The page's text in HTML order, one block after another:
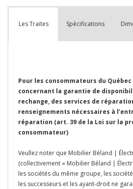
Les Traites Spécifications
Pour les consommateurs du
concernant la garantie de
rechange, des services de
renseignements nécessaires à
réparation (art. 39 de la Loi sur la
consommateur)
Veullez noter que Mobilier Béland |
(collectivement « Mobilier Béland |
les sociétés du même groupe, les
les successeurs et les ayant-droit ne